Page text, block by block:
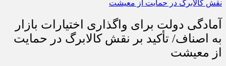
آمادگی دولت برای واگذاری اختیارات بازار
به اصناف/ تأکید بر نقش کالابرگ در حمایت
از معیشت